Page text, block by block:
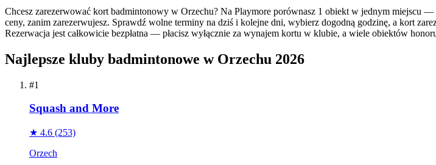
Chcesz zarezerwować kort badmintonowy w Orzechu? Na Playmore porównasz 1 obiekt w jednym
ceny, zanim zarezerwujesz. Sprawdź wolne terminy na dziś i kolejne dni, wybierz dogodną godzinę, a kort
Rezerwacja jest całkowicie bezpłatna — płacisz wyłącznie za wynajem kortu w klubie, a wiele obiektów
Najlepsze kluby badmintonowe w Orzechu 2026
#1
Squash and More
★ 4.6 (253)
Orzech